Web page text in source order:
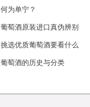
何为单宁？
葡萄酒原装进口真伪辨别
挑选优质葡萄酒要看什么
葡萄酒的历史与分类